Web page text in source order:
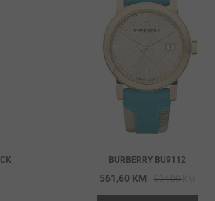
BURBERRY BU9112
624,00KM
price
561,60 KM
price